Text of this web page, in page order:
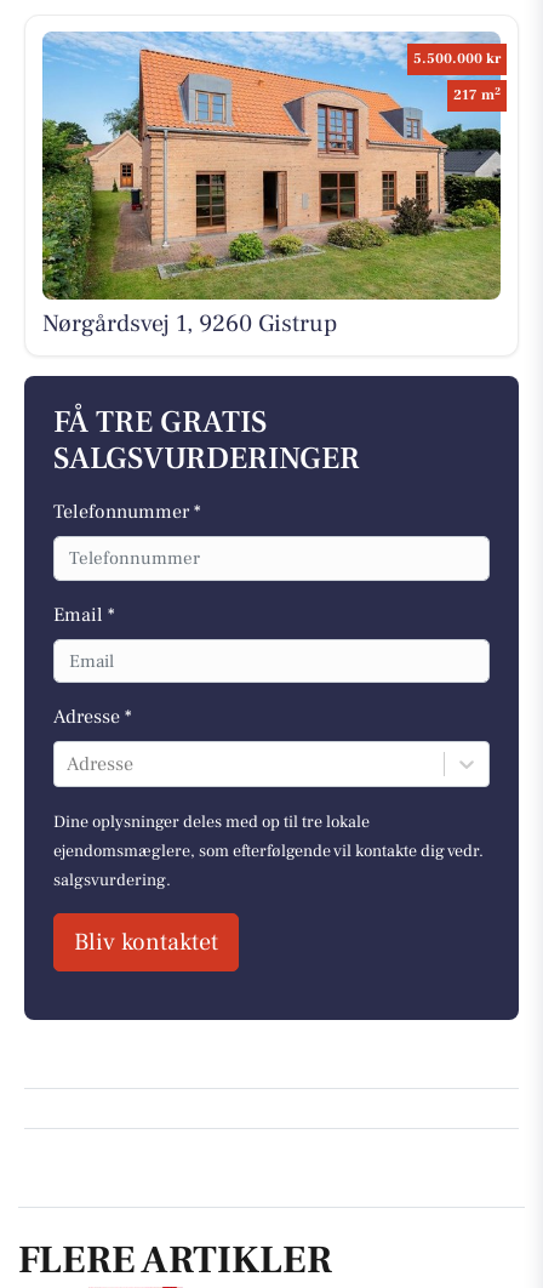
5.500.000 kr
217 m2
Nørgårdsvej 1, 9260 Gistrup
FÅ TRE GRATIS
SALGSVURDERINGER
Telefonnummer *
Email *
Adresse *
Adresse
Dine oplysninger deles med op til tre lokale
ejendomsmæglere, som efterfølgende vil kontakte dig vedr.
salgsvurdering.
Bliv kontaktet
FLERE ARTIKLER